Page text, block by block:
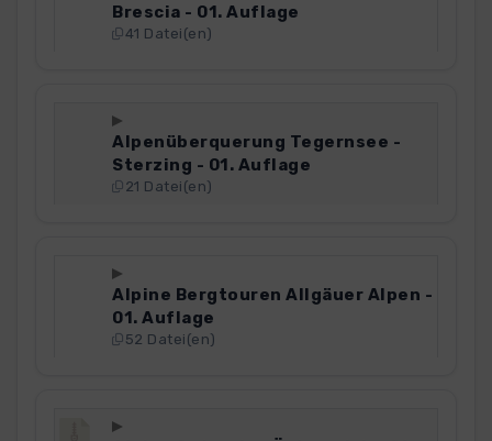
Brescia - 01. Auflage
41 Datei(en)
Alpenüberquerung Tegernsee -
Sterzing - 01. Auflage
21 Datei(en)
Alpine Bergtouren Allgäuer Alpen -
01. Auflage
52 Datei(en)